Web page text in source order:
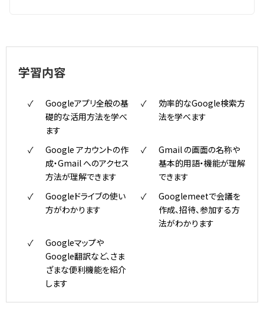
学習内容
Googleアプリ全般の基
礎的な活用方法を学べ
ます
効率的なGoogle検索方
法を学べます
Google アカウントの作
成・Gmail へのアクセス
方法が理解できます
Gmail の画面の名称や
基本的用語・機能が理解
できます
Googleドライブの使い
方がわかります
Googlemeetで会議を
作成、招待、参加する方
法がわかります
Googleマップや
Google翻訳など、さま
ざまな便利機能を紹介
します